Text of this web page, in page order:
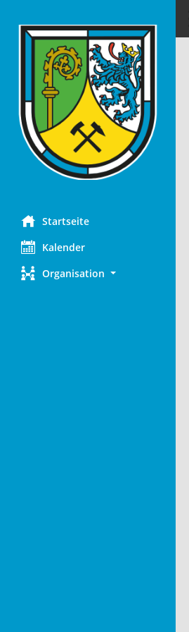
Startseite
Kalender
Organisation